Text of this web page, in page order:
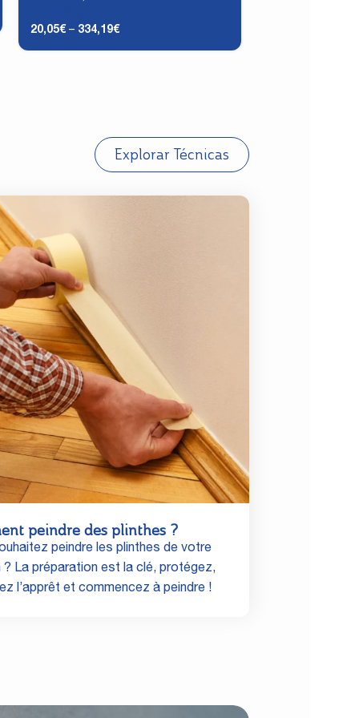
20,05€ – 334,19€
Explorar Técnicas
peindre des plinthes ?
peindre les plinthes de votre
? La préparation est la clé, protégez,
l’apprêt et commencez à peindre !